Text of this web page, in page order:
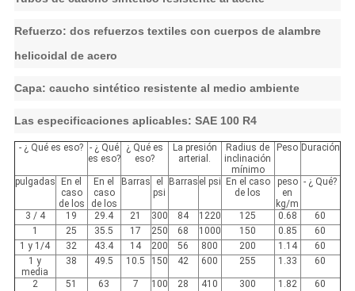
Refuerzo: dos refuerzos textiles con cuerpos de alambre
helicoidal de acero
Capa: caucho sintético resistente al medio ambiente
Las especificaciones aplicables: SAE 100 R4
- ¿ Qué es eso? - ¿ Qué
es eso?
¿ Qué es
eso?
La presión
arterial.
Radius de
inclinación
mínimo
Peso Duración
pulgadas
En el
caso
de los
En el
caso
de los
Barras
el
psi
Barras el psi
En el caso
de los
peso
en
kg/m
- ¿ Qué?
3 / 4 19 29.4 21 300 84 1220 125 0.68
60
1
25 35.5 17 250 68 1000 150 0.85
60
1 y 1/4
32 43.4 14 200 56 800 200 1.14
60
1 y
media
38 49.5 10.5 150 42 600 255 1.33 60
2 51 63 7 100 28 410 300 1.82
60